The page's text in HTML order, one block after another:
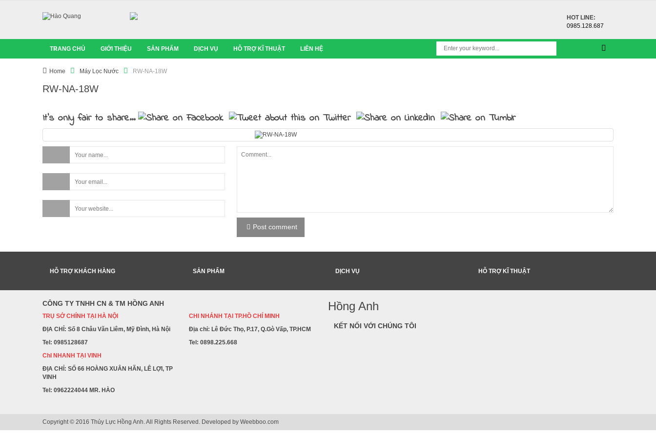
HOT LINE:
0985.128.687
TRANG CHỦ GIỚI THIỆU SẢN PHẨM DỊCH VỤ HỖ TRỢ KĨ THUẬT LIÊN HỆ
Home Máy Lọc Nước RW-NA-18W
RW-NA-18W
It's only fair to share...
Post comment
HỖ TRỢ KHÁCH HÀNG SẢN PHẨM DỊCH VỤ HỖ TRỢ KĨ THUẬT
CÔNG TY TNHH CN & TM HỒNG ANH
TRỤ SỞ CHÍNH TẠI HÀ NỘI
ĐỊA CHỈ: Số 8 Châu Văn Liêm, Mỹ Đình, Hà Nội
Tel: 0985128687
ChI NHANH TẠI VINH
ĐỊA CHỈ: SỐ 66 HOÀNG XUÂN HÃN, LÊ LỢI, TP
VINH
Tel: 0962224044 MR. HÀO
CHI NHÁNH TẠI TP.HỒ CHÍ MINH
Địa chỉ: Lê Đức Thọ, P.17, Q.Gò Vấp, TP.HCM
Tel: 0898.225.668
Hồng Anh
KẾT NỐI VỚI CHÚNG TÔI
Copyright © 2016 Thủy Lực Hồng Anh. All Rights Reserved. Developed by Weebboo.com